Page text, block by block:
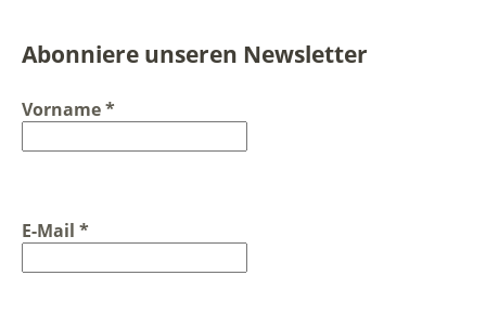
Abonniere unseren Newsletter
Vorname*
E-Mail *